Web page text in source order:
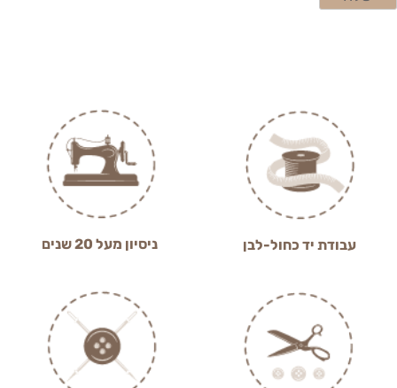
עבודת יד כחול-לבן ניסיון מעל 20 שנים